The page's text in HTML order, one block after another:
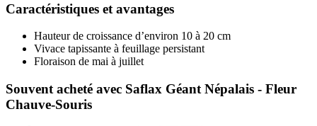
Caractéristiques et avantages
Hauteur de croissance d’environ 10 à 20 cm
Vivace tapissante à feuillage persistant
Floraison de mai à juillet
Souvent acheté avec Saflax Géant Népalais - Fleur
Chauve-Souris